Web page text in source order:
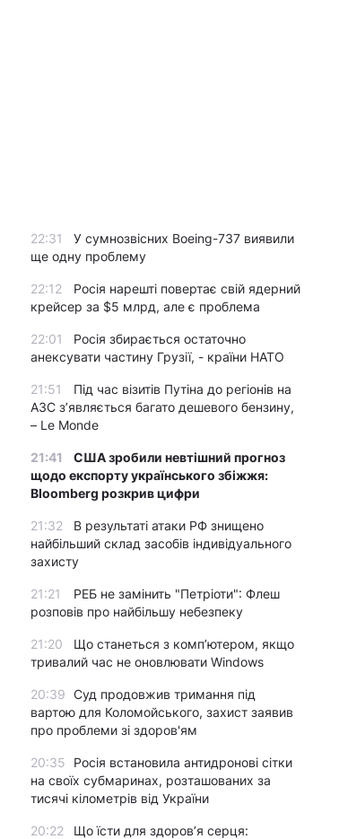
22:31
У сумнозвісних Boeing-737 виявили
ще одну проблему
22:12
Росія нарешті повертає свій ядерний
крейсер за $5 млрд, але є проблема
22:01
Росія збирається остаточно
анексувати частину Грузії, - країни НАТО
21:51
Під час візитів Путіна до регіонів на
АЗС з’являється багато дешевого бензину,
– Le Monde
21:41
США зробили невтішний прогноз
щодо експорту українського збіжжя:
Bloomberg розкрив цифри
21:32
В результаті атаки РФ знищено
найбільший склад засобів індивідуального
захисту
21:21
РЕБ не замінить "Петріоти": Флеш
розповів про найбільшу небезпеку
21:20
Що станеться з комп’ютером, якщо
тривалий час не оновлювати Windows
20:39 Суд продовжив тримання під
вартою для Коломойського, захист заявив
про проблеми зі здоров'ям
20:35
Росія встановила антидронові сітки
на своїх субмаринах, розташованих за
тисячі кілометрів від України
20:22
Що їсти для здоров’я серця: